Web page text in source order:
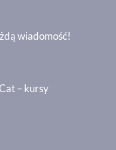
wiadomość!
– kursy